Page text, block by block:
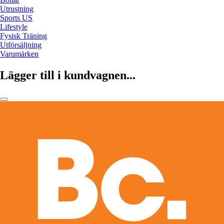
Utrustning
Sports US
Lifestyle
Fysisk Träning
Utförsäljning
Varumärken
Lägger till i kundvagnen...